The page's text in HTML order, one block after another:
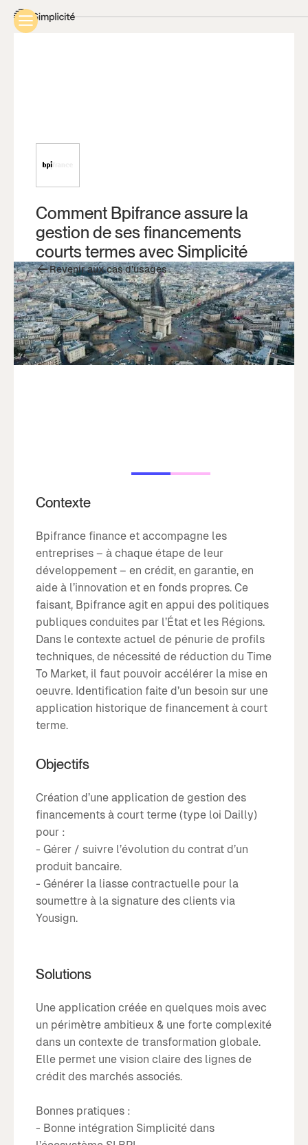
Comment Bpifrance assure la
gestion de ses financements
courts termes avec Simplicité
Revenir aux cas d’usages
Contexte
Bpifrance finance et accompagne les
entreprises – à chaque étape de leur
développement – en crédit, en garantie, en
aide à l’innovation et en fonds propres. Ce
faisant, Bpifrance agit en appui des politiques
publiques conduites par l’État et les Régions.
Dans le contexte actuel de pénurie de profils
techniques, de nécessité de réduction du Time
To Market, il faut pouvoir accélérer la mise en
oeuvre. Identification faite d’un besoin sur une
application historique de financement à court
terme.
Objectifs
Création d’une application de gestion des
financements à court terme (type loi Dailly)
pour :
- Gérer / suivre l’évolution du contrat d’un
produit bancaire.
- Générer la liasse contractuelle pour la
soumettre à la signature des clients via
Yousign.
Solutions
Une application créée en quelques mois avec
un périmètre ambitieux & une forte complexité
dans un contexte de transformation globale.
Elle permet une vision claire des lignes de
crédit des marchés associés.
Bonnes pratiques :
- Bonne intégration Simplicité dans